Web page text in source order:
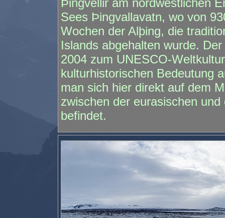
Sees Þingvallavatn, wo von
Wochen der Alþing, die
Islands abgehalten wurde.
2004 zum UNESCO-
kulturhistorischen Bedeutung
man sich hier direkt auf dem
zwischen der eurasischen
befindet.